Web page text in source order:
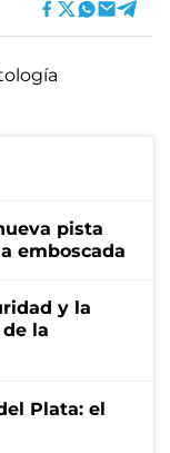
pista
emboscada
y la
la
Plata: el